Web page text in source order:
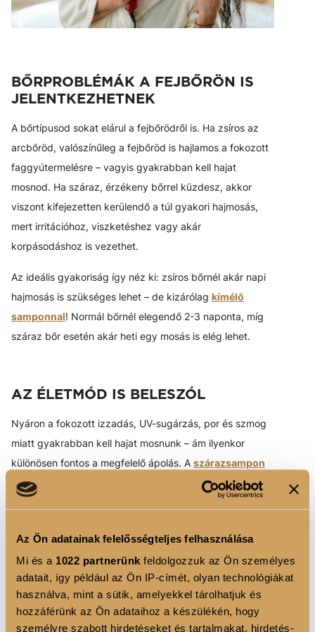
Az Ön adatainak felelősségteljes felhasználása
Mi és a 1022 partnerünk feldolgozzuk az Ön személyes
adatait, így például az Ön IP-címét, olyan technológiákat
használva, mint a sütik, amelyekkel tárolhatjuk és
hozzáférünk az Ön adataihoz a készülékén, hogy
személyre szabott hirdetéseket és tartalmakat, hirdetés-
BŐRPROBLÉMÁK A FEJBŐRÖN IS
JELENTKEZHETNEK
A bőrtípusod sokat elárul a fejbőrödről is. Ha zsíros az
arcbőröd, valószínűleg a fejbőröd is hajlamos a fokozott
faggyútermelésre – vagyis gyakrabban kell hajat
mosnod. Ha száraz, érzékeny bőrrel küzdesz, akkor
viszont kifejezetten kerülendő a túl gyakori hajmosás,
mert irritációhoz, viszketéshez vagy akár
korpásodáshoz is vezethet.
Az ideális gyakoriság így néz ki: zsíros bőrnél akár napi
hajmosás is szükséges lehet – de kizárólag kímélő
samponnal! Normál bőrnél elegendő 2-3 naponta, míg
száraz bőr esetén akár heti egy mosás is elég lehet.
AZ ÉLETMÓD IS BELESZÓL
Nyáron a fokozott izzadás, UV-sugárzás, por és szmog
miatt gyakrabban kell hajat mosnunk – ám ilyenkor
különösen fontos a megfelelő ápolás. A szárazsampon
segíthet kitolni a hajmosások közötti időt, és a balzsam
vagy hajvégápoló olaj is nélkülözhetetlen a napszárította
kevesebb faggyút termel, ritkább mosás is elegendő.
Ha sportolsz, szinte naponta izzadsz, és ezért gyakran
kellene hajat mosnod, próbálj meg váltogatni: egyik nap
samponnal, másik nap csak tiszta vízzel öblítsd át a